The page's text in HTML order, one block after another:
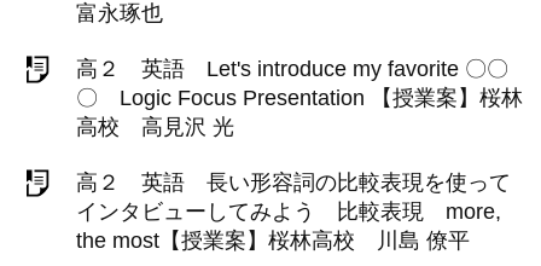
富永琢也
高２ 英語 Let's introduce my favorite 〇〇
〇 Logic Focus Presentation 【授業案】桜林
高校 高見沢 光
高２ 英語 長い形容詞の比較表現を使って
インタビューしてみよう 比較表現 more,
the most【授業案】桜林高校 川島 僚平